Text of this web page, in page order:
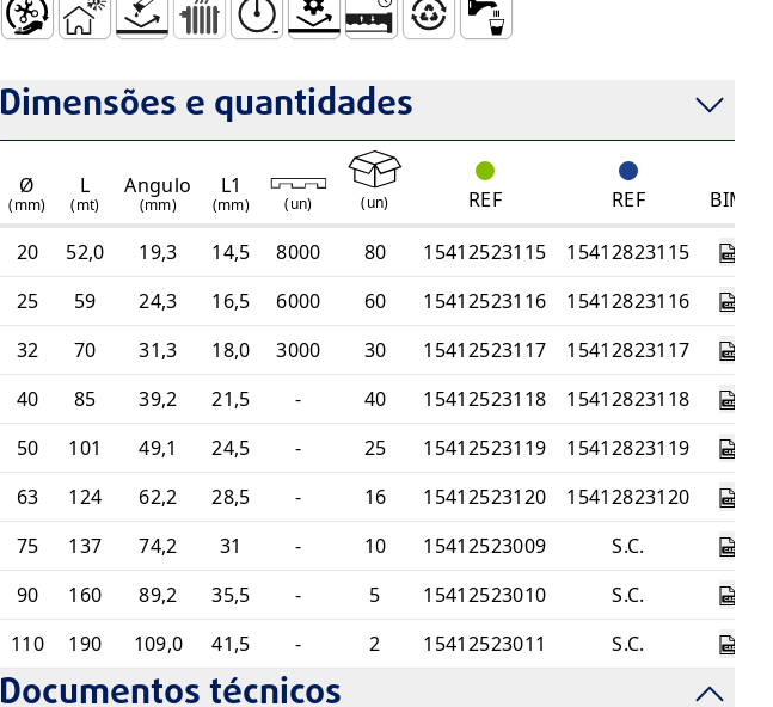
Dimensões e quantidades
Ø
(mm)
L
(mt)
Angulo
(mm)
L1
(mm) (un) (un) REF REF
BIM
20
52,0 19,3 14,5 8000 80 15412523115
15412823115
25
59 24,3 16,5 6000 60 15412523116
15412823116
32
70 31,3 18,0 3000 30 15412523117
15412823117
40
85 39,2 21,5 - 40 15412523118
15412823118
50
101 49,1 24,5 - 25 15412523119
15412823119
63
124 62,2 28,5 - 16 15412523120
15412823120
75
137 74,2 31 - 10 15412523009
S.C.
90
160 89,2 35,5 - 5 15412523010
S.C.
110
190 109,0 41,5 - 2 15412523011 S.C.
Documentos técnicos